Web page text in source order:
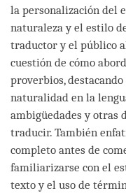
la personalización del
naturaleza y el estilo
traductor y el público
cuestión de cómo
proverbios,
naturalidad en la
ambigüedades y otras
traducir. También
completo antes de
familiarizarse con el
texto y el uso de